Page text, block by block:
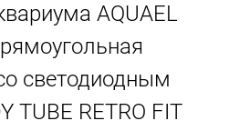
AQUAEL
светодиодным
TUBE RETRO FIT